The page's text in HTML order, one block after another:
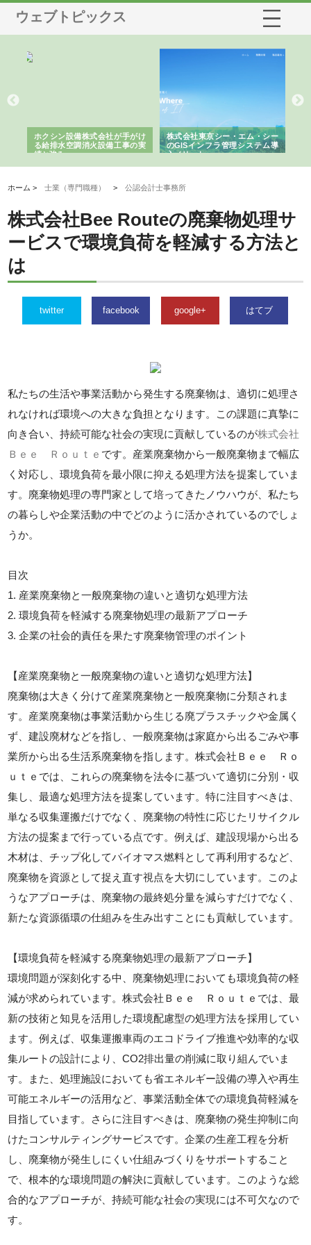
ウェブトピックス
ホクシン設備株式会社が手がけ
る給排水空調消火設備工事の実
績と強み
株式会社東京シー・エム・シー
のGISインフラ管理システム導
入メリット
ホーム >士業（専門職種） >公認会計士事務所
株式会社Bee Routeの廃棄物処理サ
ービスで環境負荷を軽減する方法と
は
twitter facebook google+ はてブ
私たちの生活や事業活動から発生する廃棄物は、適切に処理さ
れなければ環境への大きな負担となります。この課題に真摯に
向き合い、持続可能な社会の実現に貢献しているのが株式会社
Ｂｅｅ Ｒｏｕｔｅ です。産業廃棄物から一般廃棄物まで幅広
く対応し、環境負荷を最小限に抑える処理方法を提案していま
す。廃棄物処理の専門家として培ってきたノウハウが、私たち
の暮らしや企業活動の中でどのように活かされているのでしょ
うか。
目次
1. 産業廃棄物と一般廃棄物の違いと適切な処理方法
2. 環境負荷を軽減する廃棄物処理の最新アプローチ
3. 企業の社会的責任を果たす廃棄物管理のポイント
【産業廃棄物と一般廃棄物の違いと適切な処理方法】
廃棄物は大きく分けて産業廃棄物と一般廃棄物に分類されま
す。産業廃棄物は事業活動から生じる廃プラスチックや金属く
ず、建設廃材などを指し、一般廃棄物は家庭から出るごみや事
業所から出る生活系廃棄物を指します。株式会社Ｂｅｅ Ｒｏ
ｕｔｅでは、これらの廃棄物を法令に基づいて適切に分別・収
集し、最適な処理方法を提案しています。特に注目すべきは、
単なる収集運搬だけでなく、廃棄物の特性に応じたリサイクル
方法の提案まで行っている点です。例えば、建設現場から出る
木材は、チップ化してバイオマス燃料として再利用するなど、
廃棄物を資源として捉え直す視点を大切にしています。このよ
うなアプローチは、廃棄物の最終処分量を減らすだけでなく、
新たな資源循環の仕組みを生み出すことにも貢献しています。
【環境負荷を軽減する廃棄物処理の最新アプローチ】
環境問題が深刻化する中、廃棄物処理においても環境負荷の軽
減が求められています。株式会社Ｂｅｅ Ｒｏｕｔｅでは、最
新の技術と知見を活用した環境配慮型の処理方法を採用してい
ます。例えば、収集運搬車両のエコドライブ推進や効率的な収
集ルートの設計により、CO2排出量の削減に取り組んでいま
す。また、処理施設においても省エネルギー設備の導入や再生
可能エネルギーの活用など、事業活動全体での環境負荷軽減を
目指しています。さらに注目すべきは、廃棄物の発生抑制に向
けたコンサルティングサービスです。企業の生産工程を分析
し、廃棄物が発生しにくい仕組みづくりをサポートすること
で、根本的な環境問題の解決に貢献しています。このような総
合的なアプローチが、持続可能な社会の実現には不可欠なので
す。